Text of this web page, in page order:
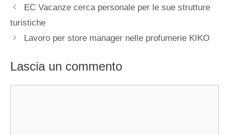
EC Vacanze cerca personale per le sue strutture
turistiche
Lavoro per store manager nelle profumerie KIKO
Lascia un commento